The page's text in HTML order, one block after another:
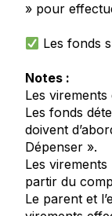
» pour
Les fonds
Notes :
Les
Les fonds
doivent
Dépenser ».
Les
partir du
Le parent et